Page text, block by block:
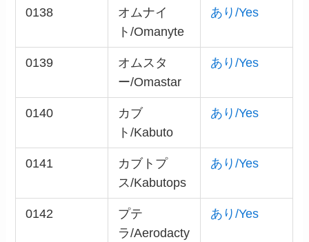
0138
オムナイ
ト/Omanyte
あり/Yes
0139
オムスタ
ー/Omastar
あり/Yes
0140
カブ
ト/Kabuto
あり/Yes
0141
カブトプ
ス/Kabutops
あり/Yes
0142
プテ
ラ/Aerodacty
あり/Yes